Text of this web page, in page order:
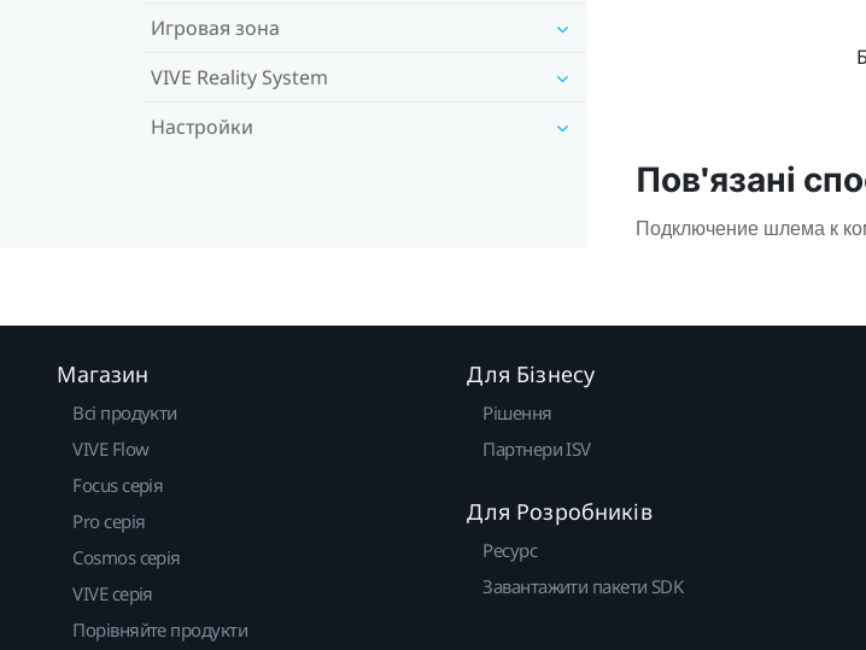
Игровая зона
VIVE Reality System
Настройки
Пов'язані
Подключение шлема к
Магазин
Всі продукти
VIVE Flow
Focus серія
Pro серія
Cosmos серія
VIVE серія
Порівняйте продукти
Для Бізнесу
Рішення
Партнери ISV
Для Розробників
Ресурс
Завантажити пакети SDK